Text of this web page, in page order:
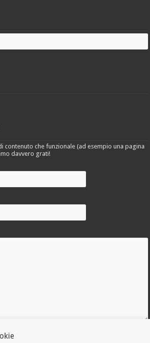
contenuto che funzionale (ad esempio una pagina
davvero grati!